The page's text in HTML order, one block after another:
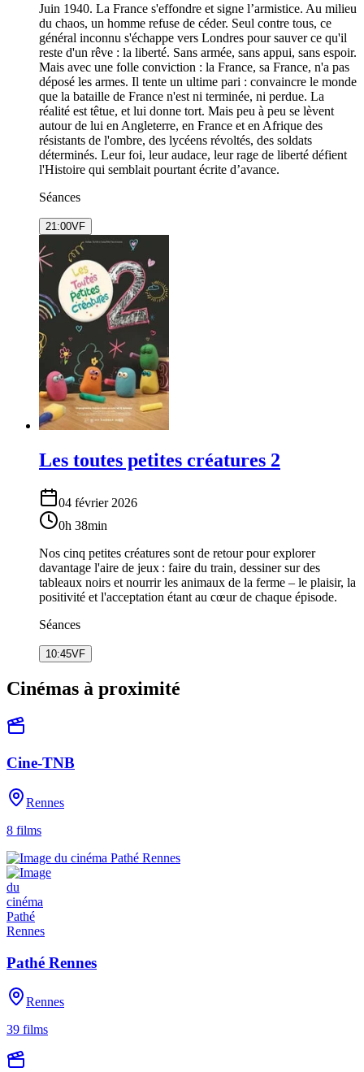
Juin 1940. La France s'effondre et signe l’armistice. Au milieu
du chaos, un homme refuse de céder. Seul contre tous, ce
général inconnu s'échappe vers Londres pour sauver ce qu'il
reste d'un rêve : la liberté. Sans armée, sans appui, sans espoir.
Mais avec une folle conviction : la France, sa France, n'a pas
déposé les armes. Il tente un ultime pari : convaincre le monde
que la bataille de France n'est ni terminée, ni perdue. La
réalité est têtue, et lui donne tort. Mais peu à peu se lèvent
autour de lui en Angleterre, en France et en Afrique des
résistants de l'ombre, des lycéens révoltés, des soldats
déterminés. Leur foi, leur audace, leur rage de liberté défient
l'Histoire qui semblait pourtant écrite d’avance.
Séances
21:00VF
Les toutes petites créatures 2
04 février 2026
0h 38min
Nos cinq petites créatures sont de retour pour explorer
davantage l'aire de jeux : faire du train, dessiner sur des
tableaux noirs et nourrir les animaux de la ferme – le plaisir, la
positivité et l'acceptation étant au cœur de chaque épisode.
Séances
10:45VF
Cinémas à proximité
Cine-TNB
Rennes
8 films
Pathé Rennes
Rennes
39 films